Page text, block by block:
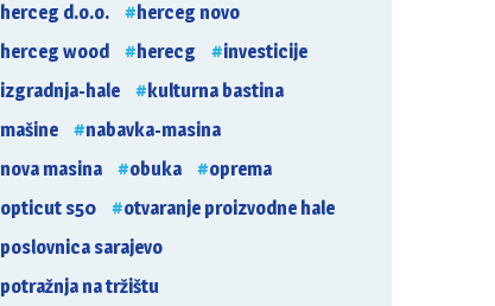
herceg d.o.o.
herceg novo
herceg wood
herecg
investicije
izgradnja-hale
kulturna bastina
mašine
nabavka-masina
nova masina
obuka
oprema
opticut s50
otvaranje proizvodne hale
poslovnica sarajevo
potražnja na tržištu